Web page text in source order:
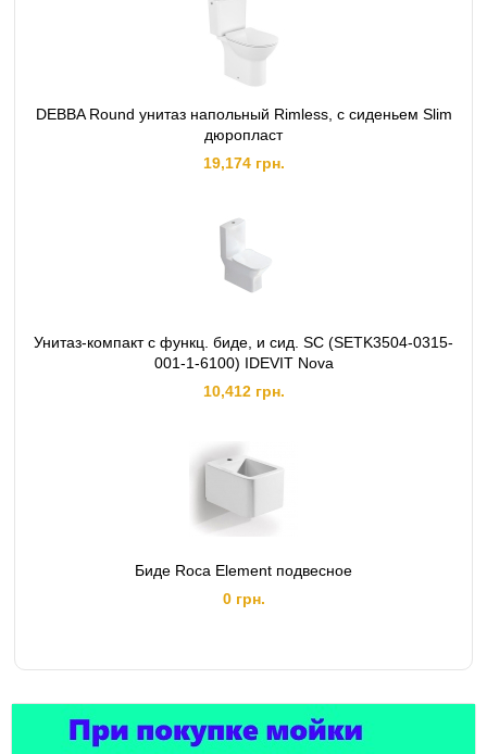
DEBBA Round унитаз напольный Rimless, с сиденьем Slim
дюропласт
19,174 грн.
Унитаз-компакт с функц. биде, и сид. SC (SETK3504-0315-
001-1-6100) IDEVIT Nova
10,412 грн.
Биде Roca Element подвесное
0 грн.